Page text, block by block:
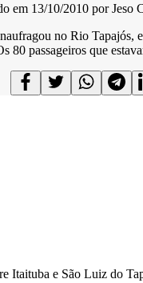
em 13/10/2010 porJeso
no Rio
80 passageiros que
Itaituba e São Luiz do